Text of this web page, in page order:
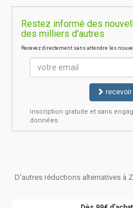
Restez informé des
des milliers d'autres
Recevez directement sans attendre les
inscription gratuite et sans
données
D'autres réductions alternatives à